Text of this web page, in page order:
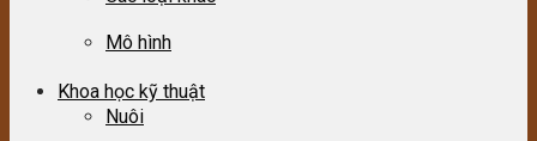
Mô hình
Khoa học kỹ thuật
Nuôi